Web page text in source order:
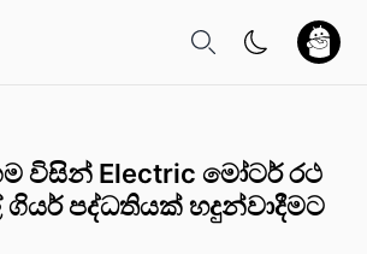
විසින් Electric මෝටර් රථ
ගියර් පද්ධතියක් හදුන්වාදීමට